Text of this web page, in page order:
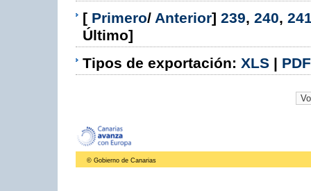
[ Primero/ Anterior] 239, 240,
Último]
Tipos de exportación: XLS | PDF
© Gobierno de Canarias